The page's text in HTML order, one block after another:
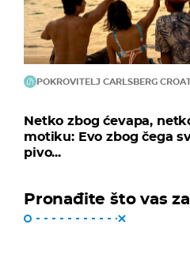
POKROVITELJ CARLSBERG
Netko zbog ćevapa,
motiku: Evo zbog čega
pivo...
Pronađite što vas